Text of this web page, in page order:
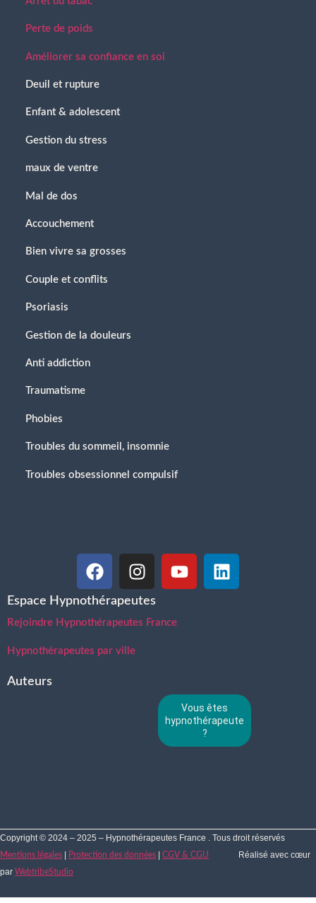
Perte de poids
Améliorer sa confiance en soi
Deuil et rupture
Enfant & adolescent
Gestion du stress
maux de ventre
Mal de dos
Accouchement
Bien vivre sa grosses
Couple et conflits
Psoriasis
Gestion de la douleurs
Anti addiction
Traumatisme
Phobies
Troubles du sommeil, insomnie
Troubles obsessionnel compulsif
Espace Hypnothérapeutes
Rejoindre Hypnothérapeutes France
Hypnothérapeutes par ville
Auteurs
Vous êtes
hypnothérapeute
?
Copyright © 2024 – 2025 – Hypnothérapeutes France . Tous droit réservés
Mentions légales Protection des données CGV & CGU
Réalisé avec cœur
par WebtribeStudio